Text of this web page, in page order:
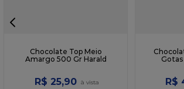
Chocolate Top Meio
Amargo 500 Gr Harald
R$ 25,90
Gotas
R$